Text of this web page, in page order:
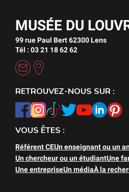
MUSÉE DU
99 rue Paul Bert 62300 Lens
Tél : 03 21 18 62 62
RETROUVEZ-NOUS SUR :
VOUS ÊTES :
Référent CEUn enseignant ou un
Un chercheur ou un étudiantUne
Une entrepriseUn médiaÀ la